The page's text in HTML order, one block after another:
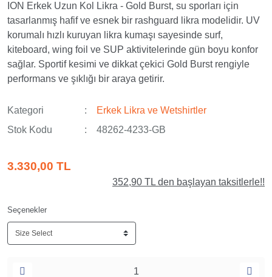
ION Erkek Uzun Kol Likra - Gold Burst, su sporları için
tasarlanmış hafif ve esnek bir rashguard likra modelidir. UV
korumalı hızlı kuruyan likra kumaşı sayesinde surf,
kiteboard, wing foil ve SUP aktivitelerinde gün boyu konfor
sağlar. Sportif kesimi ve dikkat çekici Gold Burst rengiyle
performans ve şıklığı bir araya getirir.
Kategori
Erkek Likra ve Wetshirtler
Stok Kodu
48262-4233-GB
3.330,00 TL
352,90 TL den başlayan taksitlerle!!
Seçenekler